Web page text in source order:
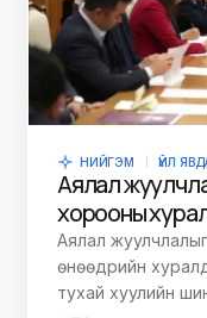
НИЙГЭМ ҮЙЛ
Аялал
хорооны
Аялал
өнөөдрийн
тухай хуулийн